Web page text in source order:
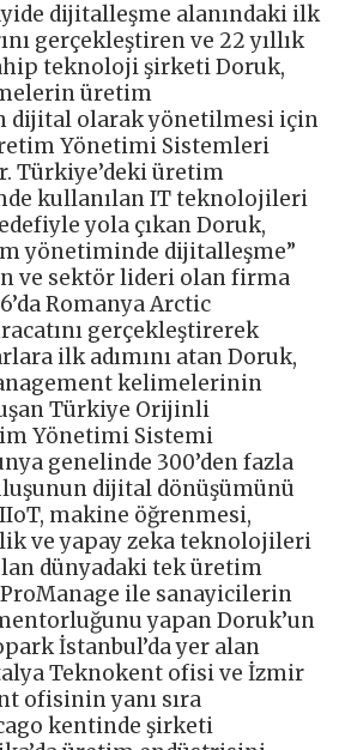
dijitalleşme alanındaki ilk
gerçekleştiren ve 22 yıllık
teknoloji şirketi Doruk,
üretim
dijital olarak yönetilmesi için
Yönetimi Sistemleri
Türkiye’deki üretim
kullanılan IT teknolojileri
yola çıkan Doruk,
yönetiminde dijitalleşme”
ve sektör lideri olan firma
Romanya Arctic
gerçekleştirerek
ilk adımını atan Doruk,
kelimelerinin
Türkiye Orijinli
Yönetimi Sistemi
genelinde 300’den fazla
dijital dönüşümünü
makine öğrenmesi,
ve yapay zeka teknolojileri
dünyadaki tek üretim
ile sanayicilerin
yapan Doruk’un
İstanbul’da yer alan
Teknokent ofisi ve İzmir
ofisinin yanı sıra
kentinde şirketi